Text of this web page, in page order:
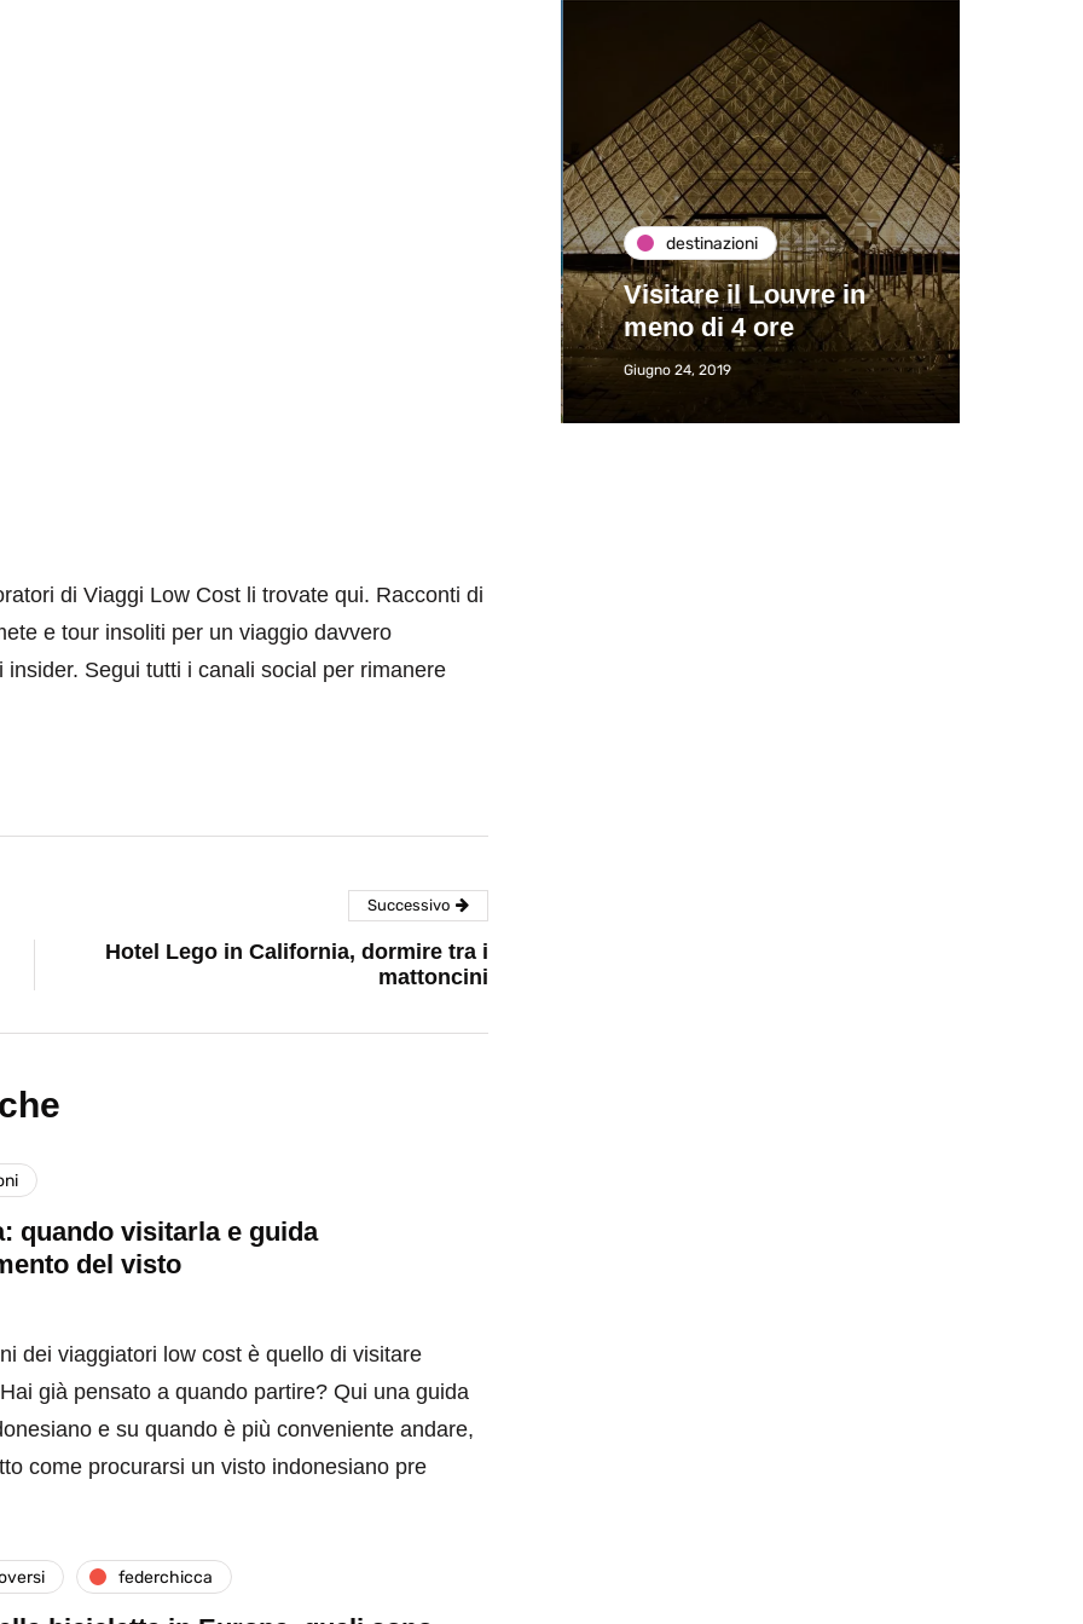
destinazioni
Visitare il Louvre in
meno di 4 ore
Giugno 24, 2019
di Viaggi Low Cost li trovate qui. Racconti di
e tour insoliti per un viaggio davvero
Segui tutti i canali social per rimanere
Successivo
Hotel Lego in California, dormire tra i
mattoncini
quando visitarla e guida
del visto
dei viaggiatori low cost è quello di visitare
Hai già pensato a quando partire? Qui una guida
e su quando è più conveniente andare,
come procurarsi un visto indonesiano pre
federchicca